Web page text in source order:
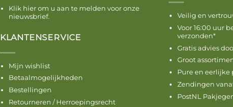
Klik hier om u aan te melden voor onze
nieuwsbrief.
KLANTENSERVICE
Mijn wishlist
Betaalmogelijkheden
Bestellingen
Retourneren / Herroepingsrecht
Veilig en
Voor 16:00 uur
verzonden*
Gratis advies
Groot
Pure en eerlijke
Zendingen
PostNL